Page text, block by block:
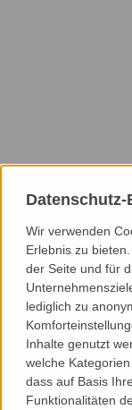
Wir verwenden
Erlebnis zu
der Seite und für
lediglich zu
Inhalte genutzt
welche
dass auf Basis
Funktionalitäten